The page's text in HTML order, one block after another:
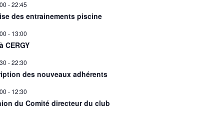
-22:45
des entrainements piscine
- 13:00
CERGY
-22:30
des nouveaux adhérents
- 12:30
du Comité directeur du club